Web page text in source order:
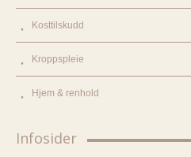
Kosttilskudd
Kroppspleie
Hjem & renhold
Infosider